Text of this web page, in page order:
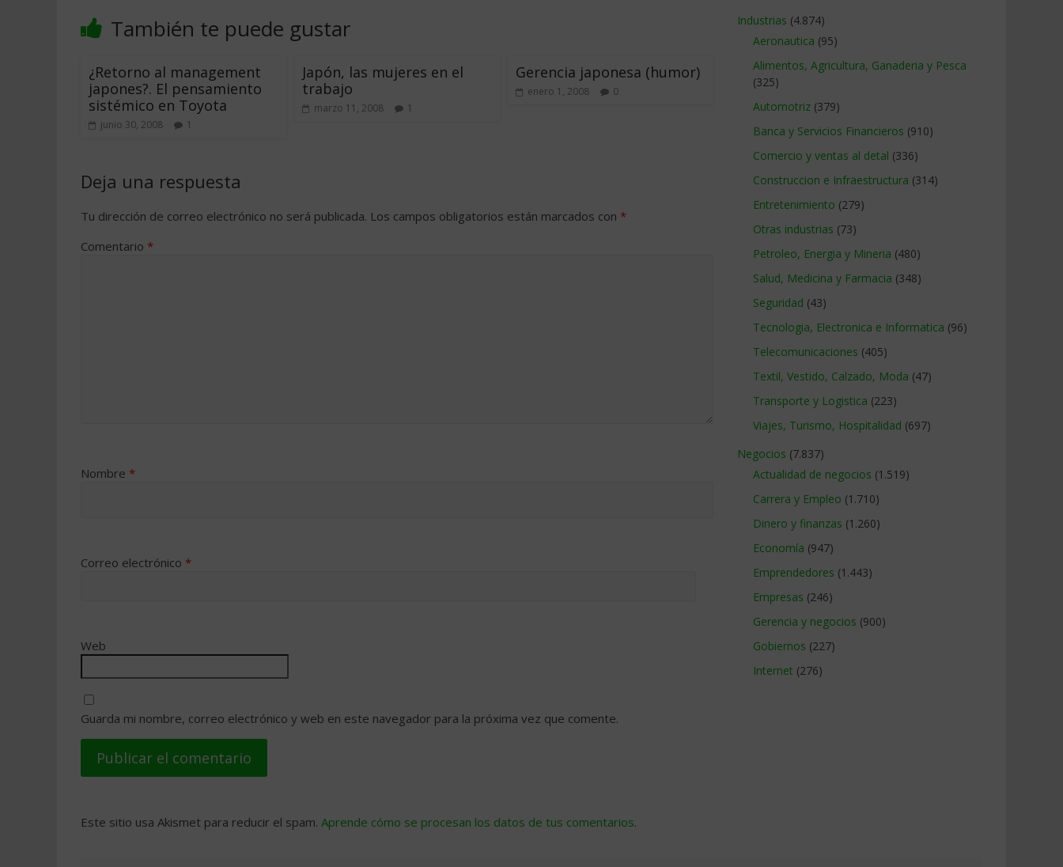
También te puede gustar
¿Retorno al management
japones?. El pensamiento
sistémico en Toyota
junio 30, 2008 1
Japón, las mujeres en el
trabajo
marzo 11, 2008 1
Gerencia japonesa (humor)
enero 1, 2008 0
Deja una respuesta
Tu dirección de correo electrónico no será publicada. Los campos obligatorios están marcados con *
Comentario *
Nombre *
Correo electrónico *
Web
Guarda mi nombre, correo electrónico y web en este navegador para la próxima vez que comente.
Este sitio usa Akismet para reducir el spam. Aprende cómo se procesan los datos de tus comentarios.
Industrias (4.874)
Aeronautica (95)
Alimentos, Agricultura, Ganaderia y Pesca
(325)
Automotriz (379)
Banca y Servicios Financieros (910)
Comercio y ventas al detal (336)
Construccion e Infraestructura (314)
Entretenimiento (279)
Otras industrias (73)
Petroleo, Energia y Mineria (480)
Salud, Medicina y Farmacia (348)
Seguridad (43)
Tecnologia, Electronica e Informatica (96)
Telecomunicaciones (405)
Textil, Vestido, Calzado, Moda (47)
Transporte y Logistica (223)
Viajes, Turismo, Hospitalidad (697)
Negocios (7.837)
Actualidad de negocios (1.519)
Carrera y Empleo (1.710)
Dinero y finanzas (1.260)
Economía (947)
Emprendedores (1.443)
Empresas (246)
Gerencia y negocios (900)
Gobiernos (227)
Internet (276)